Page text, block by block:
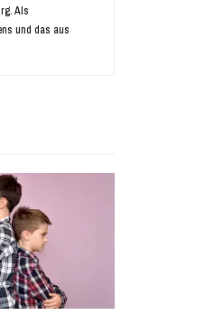
Als
und das aus